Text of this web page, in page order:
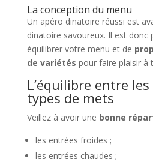
La conception du menu
Un apéro dinatoire réussi est
dinatoire savoureux. Il est donc
équilibrer votre menu et de
de variétés pour faire plaisir à
L’équilibre entre
types de mets
Veillez à avoir une bonne
les entrées froides ;
les entrées chaudes ;